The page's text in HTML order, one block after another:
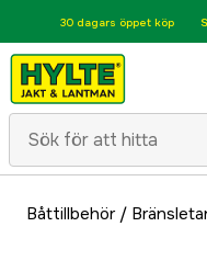
30 dagars öppet köp
Båttillbehör/